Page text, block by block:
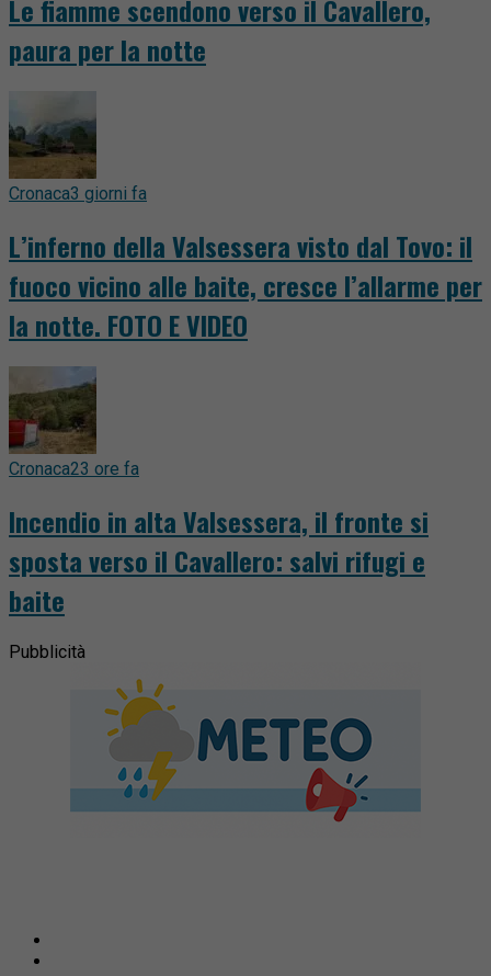
Le fiamme scendono verso il Cavallero,
paura per la notte
Cronaca3 giorni fa
L’inferno della Valsessera visto dal Tovo: il
fuoco vicino alle baite, cresce l’allarme per
la notte. FOTO E VIDEO
Cronaca23 ore fa
Incendio in alta Valsessera, il fronte si
sposta verso il Cavallero: salvi rifugi e
baite
Pubblicità